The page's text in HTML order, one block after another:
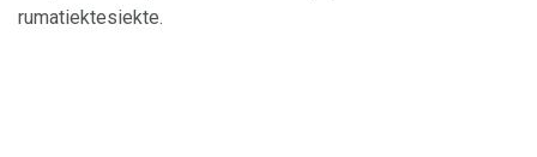
rumatiektesiekte.